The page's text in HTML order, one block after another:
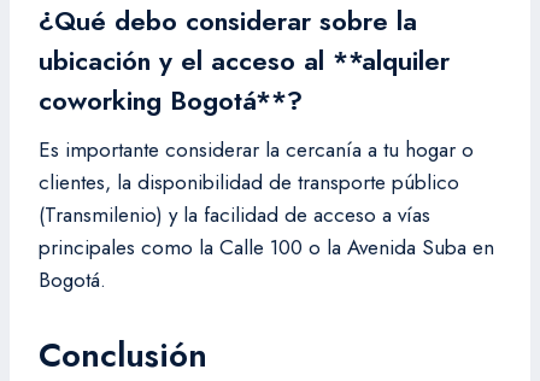
¿Qué debo considerar sobre la
ubicación y el acceso al **alquiler
coworking Bogotá**?
Es importante considerar la cercanía a tu hogar o
clientes, la disponibilidad de transporte público
(Transmilenio) y la facilidad de acceso a vías
principales como la Calle 100 o la Avenida Suba en
Bogotá.
Conclusión